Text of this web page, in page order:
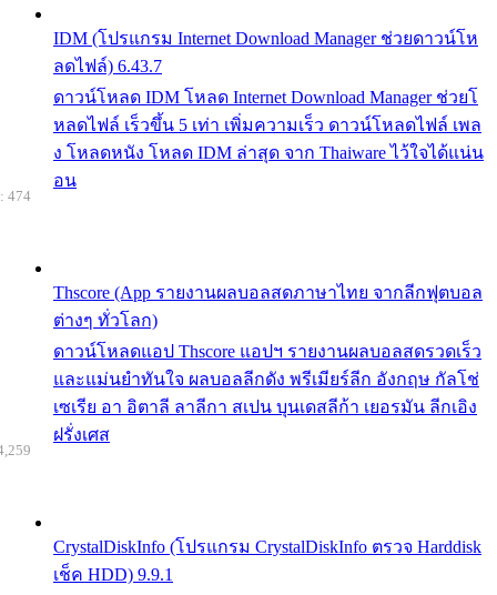
IDM (โปรแกรม Internet Download Manager ช่วยดาวน์โห
ลดไฟล์) 6.43.7
ดาวน์โหลด IDM โหลด Internet Download Manager ช่วยโ
หลดไฟล์ เร็วขึ้น 5 เท่า เพิ่มความเร็ว ดาวน์โหลดไฟล์ เพล
ง โหลดหนัง โหลด IDM ล่าสุด จาก Thaiware ไว้ใจได้แน่น
อน
Thscore (App รายงานผลบอลสดภาษาไทย จากลีกฟุตบอล
ต่างๆ ทั่วโลก)
ดาวน์โหลดแอป Thscore แอปฯ รายงานผลบอลสดรวดเร็ว
และแม่นยำทันใจ ผลบอลลีกดัง พรีเมียร์ลีก อังกฤษ กัลโช่
เซเรีย อา อิตาลี ลาลีกา สเปน บุนเดสลีก้า เยอรมัน ลีกเอิง
ฝรั่งเศส
474
CrystalDiskInfo (โปรแกรม CrystalDiskInfo ตรวจ Harddisk
เช็ค HDD) 9.9.1